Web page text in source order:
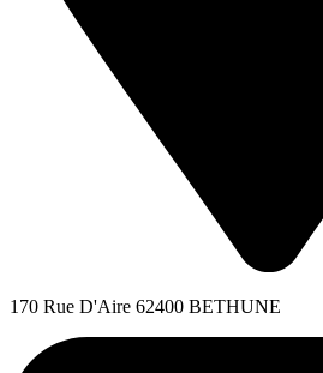
170 Rue D'Aire 62400 BETHUNE